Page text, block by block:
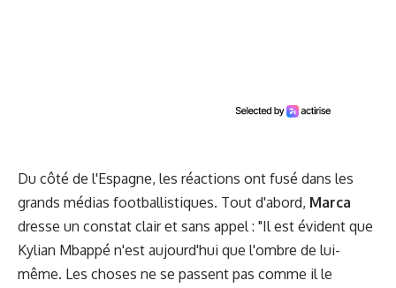
Du côté de l'Espagne, les réactions ont fusé dans les
grands médias footballistiques. Tout d'abord, Marca
dresse un constat clair et sans appel : "Il est évident que
Kylian Mbappé n'est aujourd'hui que l'ombre de lui-
même. Les choses ne se passent pas comme il le